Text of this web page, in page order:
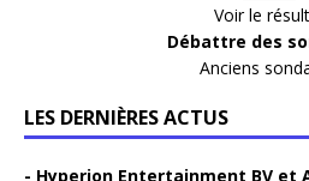
Voir le
Débattre des
Anciens
LES DERNIÈRES ACTUS
Hyperion Entertainment BV et